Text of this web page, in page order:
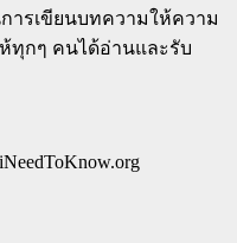
การเขียนบทความให้ความ
ห้ทุกๆ คนได้อ่านและรับ